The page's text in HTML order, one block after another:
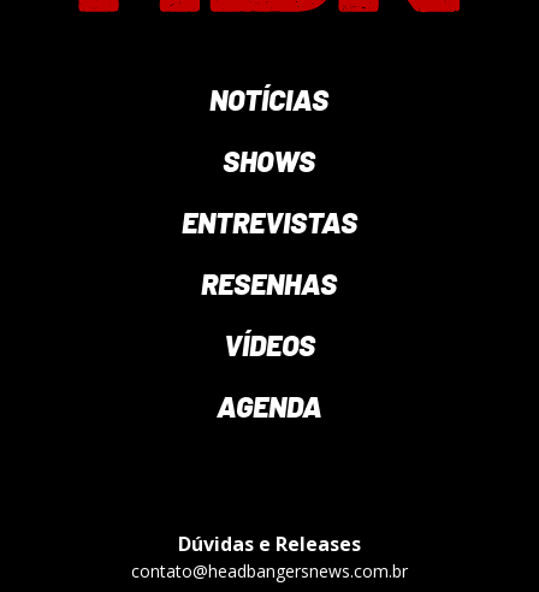
NOTÍCIAS
SHOWS
ENTREVISTAS
RESENHAS
VÍDEOS
AGENDA
Dúvidas e Releases
contato@headbangersnews.com.br